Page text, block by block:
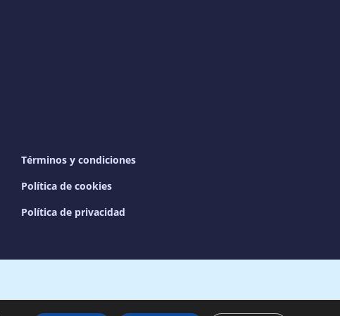
Términos y condiciones
Política de cookies
Política de privacidad